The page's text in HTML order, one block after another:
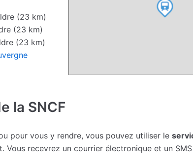
(23 km)
(23 km)
(23 km)
la SNCF
pour vous y rendre, vous pouvez utiliser le
Vous recevrez un courrier électronique et un